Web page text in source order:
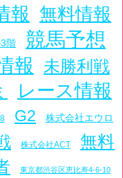
報 無料情報
階
競馬予想
報 未勝利戦
レース情報
G2 株式会社エウロ
株式会社ACT
無料
東京都渋谷区恵比寿4-6-10